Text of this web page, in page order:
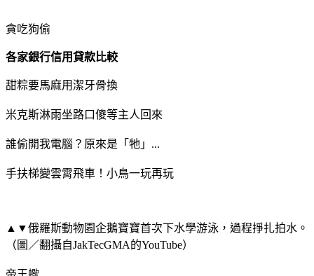
貪吃狗偷
各家銀行信用貸款比較
甜粽要馬麻用潔牙骨換
米克斯淋雨坐路口傻等主人回來
誰偷開我電腦？原來是「牠」...
手扶梯變雲霄飛車！小鳥一玩再玩
▲▼俄羅斯動物園企鵝寶寶首次下水學游泳，過程掙扎拍水。
（圖／翻攝自JakTecGMA的YouTube）